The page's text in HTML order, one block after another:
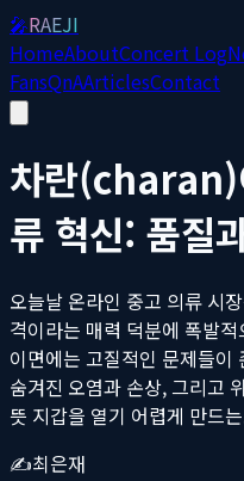
🎤RAEJI
HomeAboutConcert Log
FansQnAArticlesContact
차란(charan)
류 혁신: 품질
오늘날 온라인 중고 의류 시
격이라는 매력 덕분에 폭발
이면에는 고질적인 문제들이
숨겨진 오염과 손상, 그리고
뜻 지갑을 열기 어렵게 만드
✍️최은재